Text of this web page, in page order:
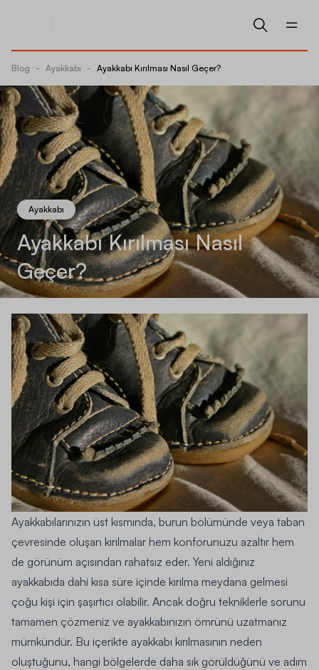
Blog - Ayakkabı - Ayakkabı Kırılması Nasıl Geçer?
Ayakkabı
Ayakkabı Kırılması Nasıl
Geçer?
Ayakkabılarınızın üst kısmında, burun bölümünde veya taban
çevresinde oluşan kırılmalar hem konforunuzu azaltır hem
de görünüm açısından rahatsız eder. Yeni aldığınız
ayakkabıda dahi kısa süre içinde kırılma meydana gelmesi
çoğu kişi için şaşırtıcı olabilir. Ancak doğru tekniklerle sorunu
tamamen çözmeniz ve ayakkabınızın ömrünü uzatmanız
mümkündür. Bu içerikte ayakkabı kırılmasının neden
oluştuğunu, hangi bölgelerde daha sık görüldüğünü ve adım